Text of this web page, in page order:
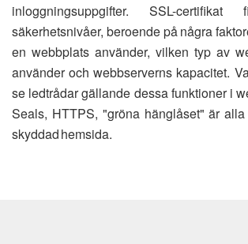
inloggningsuppgifter. SSL-
säkerhetsnivåer, beroende på några
en webbplats använder, vilken typ av
använder och webbserverns kapacitet.
se ledtrådar gällande dessa funktioner i
Seals, HTTPS, "gröna hänglåset" är
skyddad hemsida.